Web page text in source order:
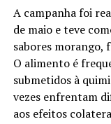
A campanha foi
de maio e teve
sabores morango,
O alimento é
submetidos à
vezes enfrentam
aos efeitos